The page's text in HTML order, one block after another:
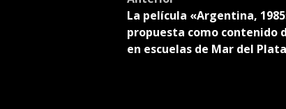
navigation
La película «Argentina,
propuesta como contenido
en escuelas de Mar del